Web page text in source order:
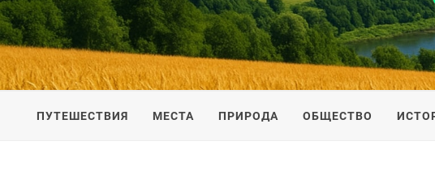
UKRAINE-IS
ПУТЕШЕСТВИЕ ПО УКРАИНЕ
ПУТЕШЕСТВИЯ МЕСТА ПРИРОДА ОБЩЕСТВО